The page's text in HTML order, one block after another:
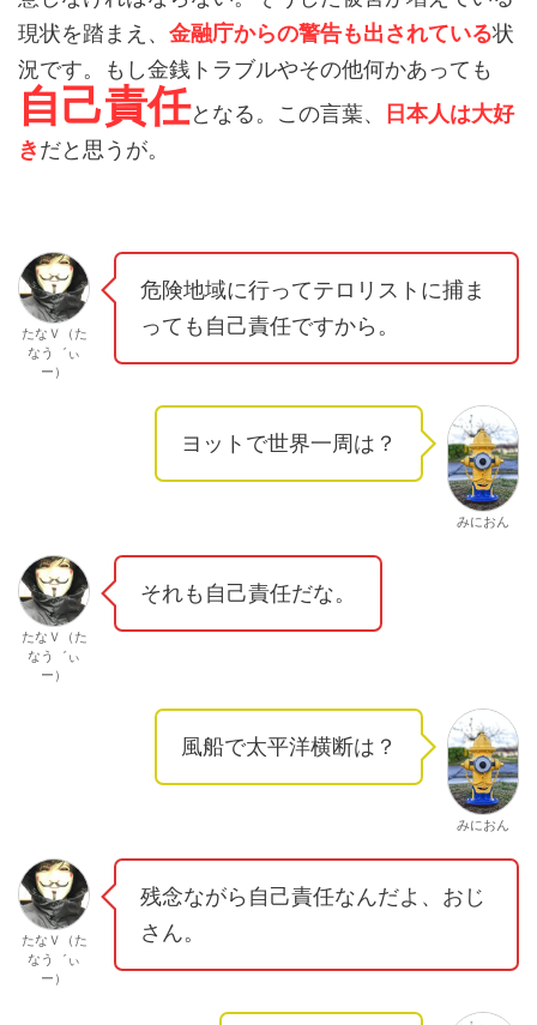
現状を踏まえ、 金融庁からの警告も出されている状
況です。もし金銭トラブルやその他何かあっても
自己責任となる。この言葉、
日本人は大好
きだと思うが。
たなＶ（た
なう゛ぃ
ー）
危険地域に行ってテロリストに捕ま
っても自己責任ですから。
ヨットで世界一周は？
みにおん
たなＶ（た
なう゛ぃ
ー）
それも自己責任だな。
風船で太平洋横断は？
みにおん
たなＶ（た
なう゛ぃ
ー）
残念ながら自己責任なんだよ、おじ
さん。